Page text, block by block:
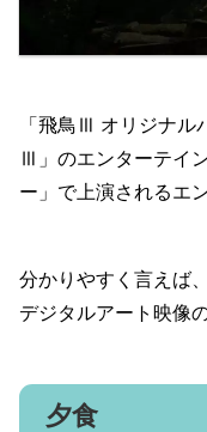
「飛鳥Ⅲ オリジナル
Ⅲ」のエンターテイ
ー」で上演されるエ
分かりやすく言えば
デジタルアート映像
夕食